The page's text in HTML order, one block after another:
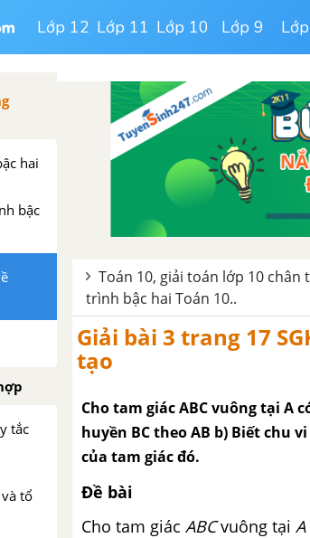
Lớp 12 Lớp 11 Lớp 10 Lớp 9
TOÁN 10 TẬP 2 - CHÂN TRỜI SÁNG TẠO
hai
bậc
tắc
tổ
Toán 10, giải toán lớp 10 chân
trình bậc hai Toán 10..
Giải bài 3 trang 17
tạo
Cho tam giác ABC vuông tại A
huyền BC theo AB b) Biết chu
của tam giác đó.
Đề bài
Cho tam giác ABCvuông tại A